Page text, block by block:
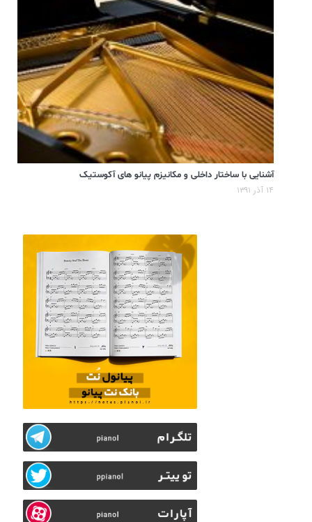
آشنایی با ساختار داخلی و مکانیزم پیانو های آکوستیک
۱۴ آذر ۱۳۹۱